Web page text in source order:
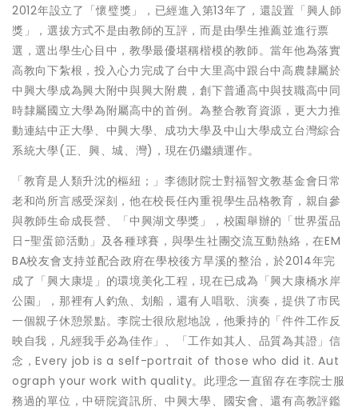
2012年設立了「懷璧獎」，已經進入第13年了，還設置「興人師
獎」，選拔方式不是由教師的互評，而是由學生推薦並進行票
選，選出學生心目中，教學最優堪稱楷模的教師。當年他為落實
高教向下紮根，投入心力完成了台中大里高中跟台中高農隸屬於
中興大學成為興大附中與興大附農，創下普通高中與技職高中同
時隸屬國立大學為附屬高中的首例。為整合教育資源，更大力推
動連結中正大學、中興大學、成功大學及中山大學成立台灣綜合
系統大學(正、興、城、灣)，現在仍繼續運作。
「教育是人類升沈的樞紐；」李德財院士對福智文教基金會日常
老和尚所言感受深刻，他在校長任內重視學生品格教育，親自參
與教師生命成長營、「中興湖文學獎」，校園舉辦的「世界蛋品
日-聖蛋節活動」及各種球賽，與學生社團交流互動熱絡，在EM
BA校友會支持並配合政府在學校後方旱溪的整治，於2014年完
成了「興大康堤」的環境美化工程，現在已成為「興大康橋水岸
公園」，那裡有人釣魚、划船，還有人唱歌、演奏，提供了市民
一個親子休憩景點。李院士很欣慰地說，他秉持的「件件工作反
映自我，凡經我手必為佳作」、「工作如其人、品質為其證」信
念，Every job is a self-portrait of those who did it. Aut
ograph your work with quality。此理念一直留存在李院士服
務過的單位，中研院資訊所、中興大學、國安會、還有高教評鑑